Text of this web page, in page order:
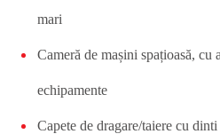
mari
Cameră de mașini spațioasă, cu
echipamente
Capete de dragare/taiere cu